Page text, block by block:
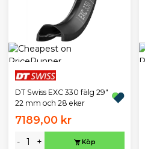
DT Swiss EXC 330 fälg 29"
22 mm och 28 eker
7189,00 kr
- + Köp